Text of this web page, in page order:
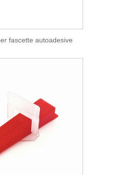
fascette autoadesive